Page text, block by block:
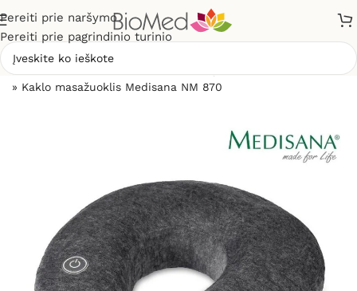
Pereiti prie naršymo
Pereiti prie pagrindinio turinio
» Kaklo masažuoklis Medisana NM 870